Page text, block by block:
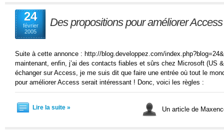
24
février
2005
Des propositions pour améliorer Access
Suite à cette annonce : http://blog.developpez.com/
maintenant, enfin, j’ai des contacts fiables et sûrs chez Microsoft (US
échanger sur Access, je me suis dit que faire une entrée où tout le
pour améliorer Access serait intéressant ! Donc, voici les règles :
Lire la suite » Un article de